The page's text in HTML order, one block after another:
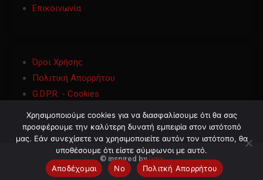
Επικοινωνία
Όροι Χρήσης
Πολιτική Απορρήτου
G.D.P.R. - Cookies
© inspired bylynx
Χρησιμοποιούμε cookies για να διασφαλίσουμε ότι θα σας
προσφέρουμε την καλύτερη δυνατή εμπειρία στον ιστότοπό
μας. Εάν συνεχίσετε να χρησιμοποιείτε αυτόν τον ιστότοπο, θα
υποθέσουμε ότι είστε σύμφωνοι με αυτό.
Αποδέχομαι
No Πολιτκή Απορρήτου